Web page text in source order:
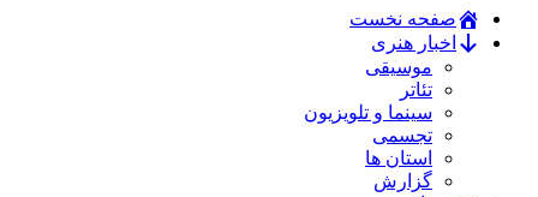
صفحه نخست
اخبار هنری
موسیقی
تئاتر
سینما و تلویزیون
تجسمی
استان ها
گزارش